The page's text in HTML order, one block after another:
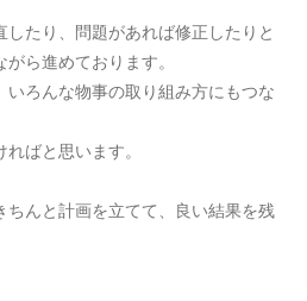
たり、問題があれば修正したりと
ら進めております。
ろんな物事の取り組み方にもつな
ばと思います。
んと計画を立てて、良い結果を残